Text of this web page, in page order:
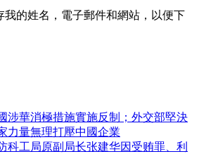
我的姓名，電子郵件和網站，以便下
涉華消極措施實施反制；外交部堅決
力量無理打壓中國企業
科工局原副局长张建华因受贿罪、利